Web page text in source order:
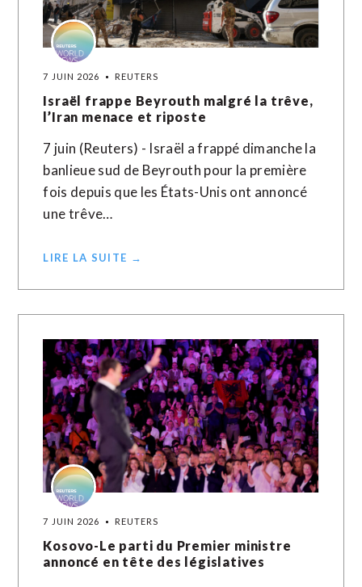
7 JUIN 2026 REUTERS
Israël frappe Beyrouth malgré la trêve,
l’Iran menace et riposte
7 juin (Reuters) - Israël a frappé dimanche la
banlieue sud de Beyrouth pour la première
fois depuis que les États-Unis ont annoncé
une trêve…
LIRE LA SUITE →
7 JUIN 2026 REUTERS
Kosovo-Le parti du Premier ministre
annoncé en tête des législatives